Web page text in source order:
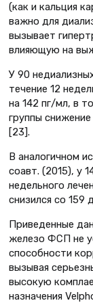
(как и кальция
важно для
вызывает
влияющую на
У 90
течение 12
на 142 пг/мл, в
группы
[23].
В аналогичном
соавт. (2015), у
недельного
снизился со 159
Приведенные
железо ФСП не
способности
вызывая
высокую
назначения